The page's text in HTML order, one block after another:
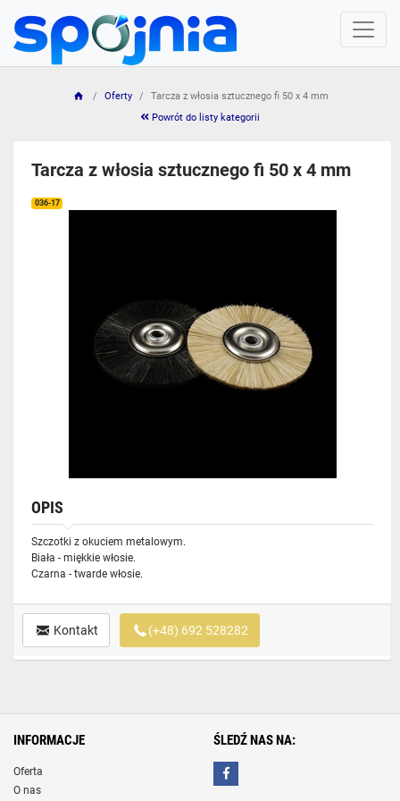
Oferty
Tarcza z włosia sztucznego fi 50 x 4 mm
Powrót do listy kategorii
Tarcza z włosia sztucznego fi 50 x 4 mm
036-17
OPIS
Szczotki z okuciem metalowym.
Biała - miękkie włosie.
Czarna - twarde włosie.
Kontakt (+48) 692 528282
INFORMACJE
Oferta
O nas
ŚLEDŹ NAS NA: